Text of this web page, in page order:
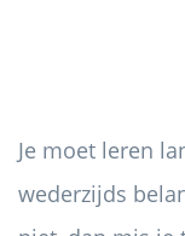
Je moet leren
wederzijds